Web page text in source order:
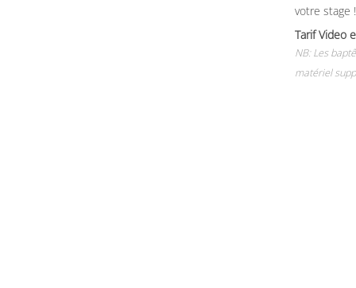
votre stage !
Tarif Video
NB: Les
matériel